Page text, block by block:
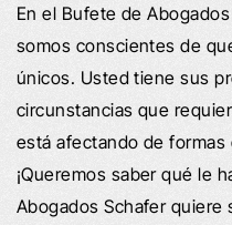
En el Bufete de
somos conscientes de
únicos. Usted tiene sus
circunstancias que
está afectando de formas
¡Queremos saber qué le
Abogados Schafer quiere